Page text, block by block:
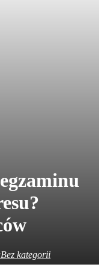
Bez kategorii